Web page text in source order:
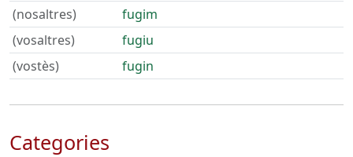
(nosaltres)
fugim
(vosaltres)
fugiu
(vostès)
fugin
Categories